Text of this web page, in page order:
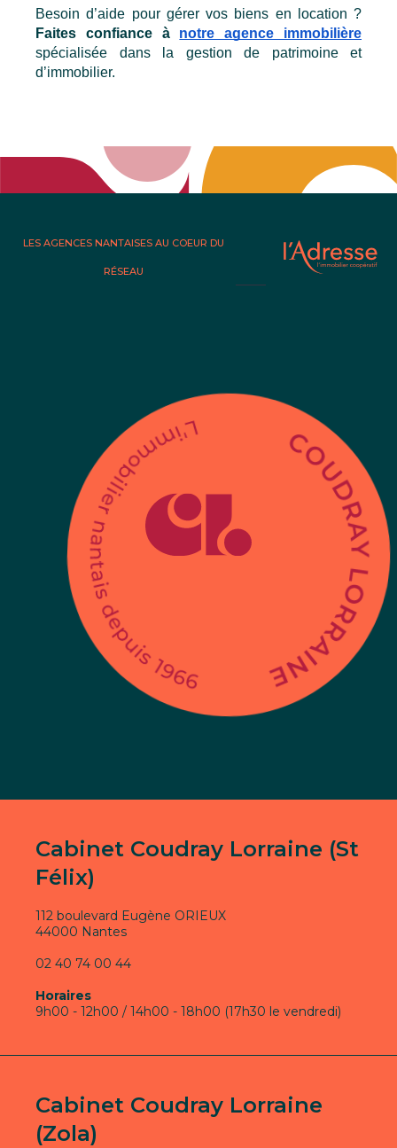
Faites confiance à notre agence immobilière
spécialisée dans la gestion de patrimoine et
d’immobilier.
LES AGENCES NANTAISES AU COEUR DU
RÉSEAU
Cabinet Coudray Lorraine (St
Félix)
112 boulevard Eugène ORIEUX
44000 Nantes
02 40 74 00 44
Horaires
9h00 - 12h00 / 14h00 - 18h00 (17h30 le vendredi)
Cabinet Coudray Lorraine
(Zola)